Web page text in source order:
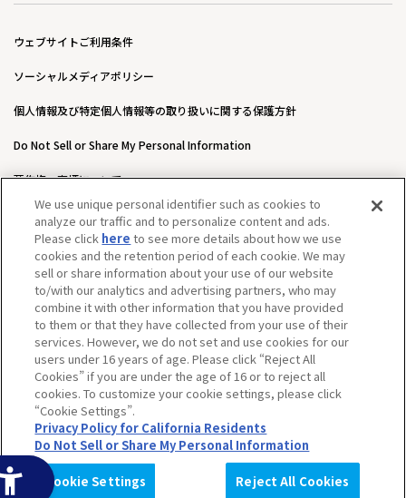
ウェブサイトご利用条件
ソーシャルメディアポリシー
個人情報及び特定個人情報等の取り扱いに関する保護方針
Do Not Sell or Share My Personal Information
著作権・商標について
ウェブアクセシビリティ方針
カスタマーハラスメントに対する基本的な対応方針について
©BANDAI SPIRITS CO.,LTD. ALL RIGHTS RESERVED.
We use unique personal identifier such as cookies to
analyze our traffic and to personalize content and ads.
Please click here to see more details about how we use
cookies and the retention period of each cookie. We may
sell or share information about your use of our website
to/with our analytics and advertising partners, who may
combine it with other information that you have provided
to them or that they have collected from your use of their
services. However, we do not set and use cookies for our
users under 16 years of age. Please click “Reject All
Cookies” if you are under the age of 16 or to reject all
cookies. To customize your cookie settings, please click
“Cookie Settings”.
Privacy Policy for California Residents
Do Not Sell or Share My Personal Information
Cookie Settings Reject All Cookies